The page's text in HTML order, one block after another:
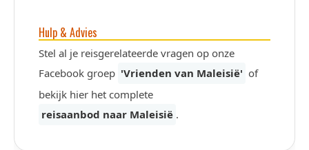
Hulp & Advies
Stel al je reisgerelateerde vragen op onze
Facebook groep 'Vrienden van Maleisië' of
bekijk hier het complete
reisaanbod naar Maleisië .